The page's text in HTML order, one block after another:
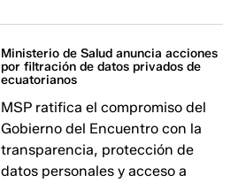
Ministerio de Salud anuncia acciones
por filtración de datos privados de
ecuatorianos
MSP ratifica el compromiso del
Gobierno del Encuentro con la
transparencia, protección de
datos personales y acceso a